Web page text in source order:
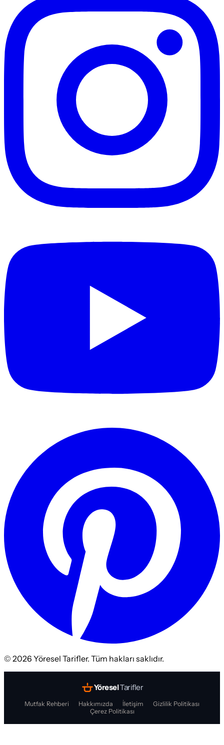
© 2026 Yöresel Tarifler. Tüm hakları saklıdır.
YöreselTarifler
Mutfak Rehberi Hakkımızda İletişim
Gizlilik Politikası
Çerez Politikası